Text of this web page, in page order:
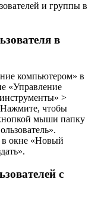
и группы в
в
компьютером» в
«Управление
>
Нажмите, чтобы
мыши папку
окне «Новый
с